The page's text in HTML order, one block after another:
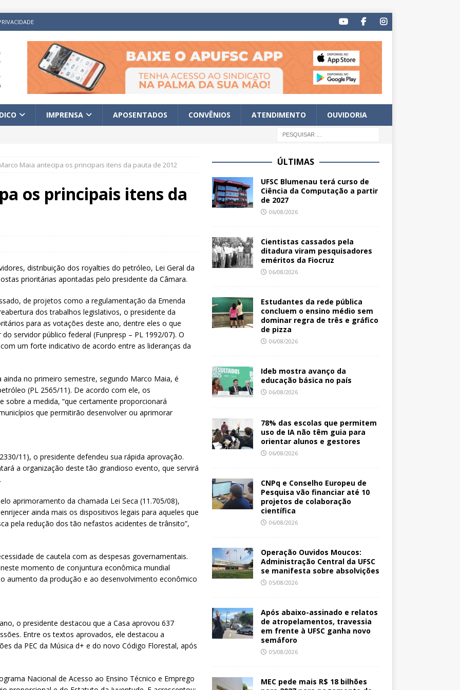
IMPRENSA APOSENTADOS CONVÊNIOS ATENDIMENTO OUVIDORIA
Maia antecipa os principais itens da pauta de 2012
os principais itens da
distribuição dos royalties do petróleo, Lei Geral da
prioritárias apontadas pelo presidente da Câmara.
de projetos como a regulamentação da Emenda
dos trabalhos legislativos, o presidente da
para as votações deste ano, dentre eles o que
servidor público federal (Funpresp – PL 1992/07). O
um forte indicativo de acordo entre as lideranças da
no primeiro semestre, segundo Marco Maia, é
(PL 2565/11). De acordo com ele, os
a medida, “que certamente proporcionará
que permitirão desenvolver ou aprimorar
11), o presidente defendeu sua rápida aprovação.
a organização deste tão grandioso evento, que servirá
aprimoramento da chamada Lei Seca (11.705/08),
ainda mais os dispositivos legais para aqueles que
pela redução dos tão nefastos acidentes de trânsito”,
de cautela com as despesas governamentais.
momento de conjuntura econômica mundial
aumento da produção e ao desenvolvimento econômico
o presidente destacou que a Casa aprovou 637
Entre os textos aprovados, ele destacou a
da PEC da Música d+ e do novo Código Florestal, após
Nacional de Acesso ao Ensino Técnico e Emprego
ÚLTIMAS
UFSC Blumenau terá curso de
Ciência da Computação a partir
de 2027
06/08/2026
Cientistas cassados pela
ditadura viram pesquisadores
eméritos da Fiocruz
06/08/2026
Estudantes da rede pública
concluem o ensino médio sem
dominar regra de três e gráfico
de pizza
06/08/2026
Ideb mostra avanço da
educação básica no país
06/08/2026
78% das escolas que permitem
uso de IA não têm guia para
orientar alunos e gestores
06/08/2026
CNPq e Conselho Europeu de
Pesquisa vão financiar até 10
projetos de colaboração
científica
06/08/2026
Operação Ouvidos Moucos:
Administração Central da UFSC
se manifesta sobre absolvições
05/08/2026
Após abaixo-assinado e relatos
de atropelamentos, travessia
em frente à UFSC ganha novo
semáforo
05/08/2026
MEC pede mais R$ 18 bilhões